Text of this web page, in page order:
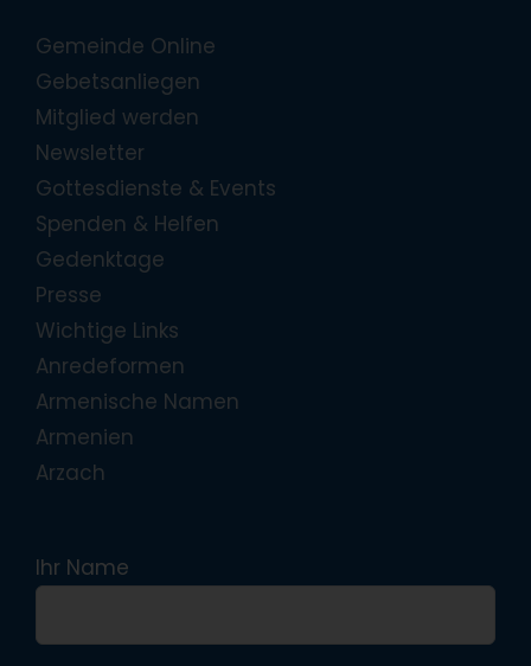
Gemeinde Online
Gebetsanliegen
Mitglied werden
Newsletter
Gottesdienste & Events
Spenden & Helfen
Gedenktage
Presse
Wichtige Links
Anredeformen
Armenische Namen
Armenien
Arzach
Ihr Name